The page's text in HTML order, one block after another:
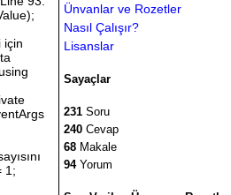
Ünvanlar ve Rozetler
Nasıl Çalışır?
Lisanslar
Sayaçlar
231 Soru
240 Cevap
68 Makale
94Yorum